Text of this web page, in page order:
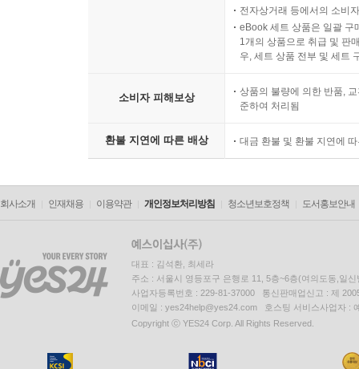
전자상거래 등에서의 소비
eBook 세트 상품은 일괄 구
1개의 상품으로 취급 및 판
우, 세트 상품 전부 및 세트
소비자 피해보상
상품의 불량에 의한 반품,
준하여 처리됨
환불 지연에 따른 배상 대금 환불 및 환불 지연에
회사소개 인재채용 이용약관 개인정보처리방침 청소년보호정책 도서홍보안내
대표 : 김석환, 최세라
주소 : 서울시 영등포구 은행로 11, 5층~6층(여의도동,일신
사업자등록번호 : 229-81-37000 통신판매업신고 : 제
이메일 : yes24help@yes24.com 호스팅 서비스사업자 :
Copyright ⓒ YES24 Corp. All Rights Reserved.